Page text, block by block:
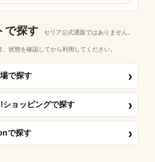
で探す セリア公式通販ではありません。
状態を確認してから利用してください。
で探す ›
ョッピングで探す ›
で探す ›